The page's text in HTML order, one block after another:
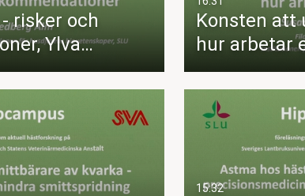
risker och
Ylva…
Konsten att
hur arbetar
15:32